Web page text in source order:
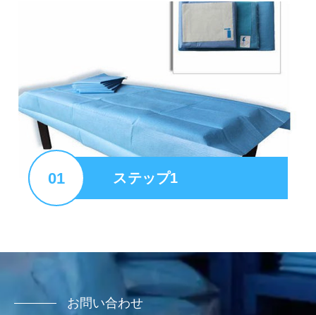
01 ステップ1
お問い合わせ